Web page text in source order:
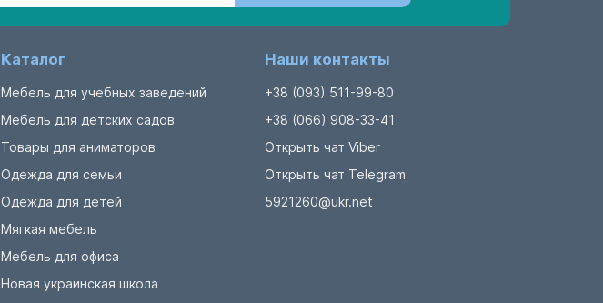
Каталог
Мебель для учебных заведений
Мебель для детских садов
Товары для аниматоров
Одежда для семьи
Одежда для детей
Мягкая мебель
Мебель для офиса
Новая украинская школа
Наши контакты
+38 (093) 511-99-80
+38 (066) 908-33-41
Открыть чат Viber
Открыть чат Telegram
5921260@ukr.net